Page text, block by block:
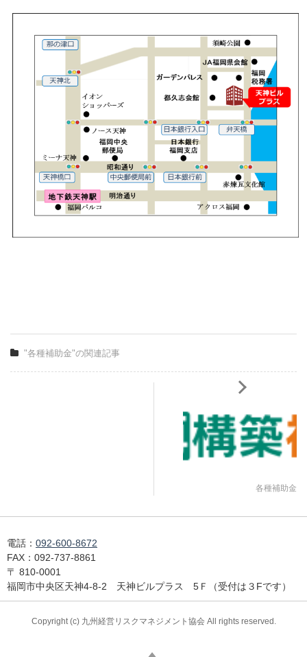
"各種補助金"の関連記事
各種補助金
電話： 092-600-8672
FAX： 092-737-8861
〒 810-0001
福岡市中央区天神4-8-2 天神ビルプラス 5Ｆ（受付は３Fです）
Copyright (c) 九州経営リスクマネジメント協会 All rights reserved.